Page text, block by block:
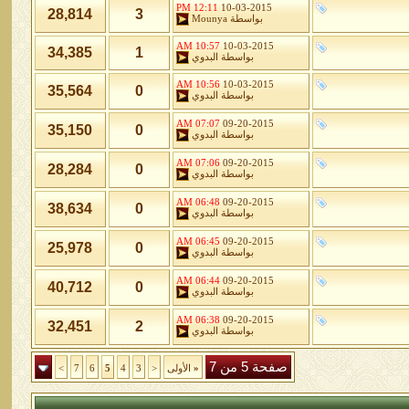
10-03-2015
12:11 PM
بواسطة Mounya
3
28,814
10-03-2015
10:57 AM
بواسطة
البدوي 1
34,385
10-03-2015
10:56 AM
بواسطة
البدوي 0
35,564
09-20-2015
07:07 AM
بواسطة
البدوي 0
35,150
09-20-2015
07:06 AM
بواسطة
البدوي 0
28,284
09-20-2015
06:48 AM
بواسطة
البدوي 0
38,634
09-20-2015
06:45 AM
بواسطة
البدوي 0
25,978
09-20-2015
06:44 AM
بواسطة
البدوي 0
40,712
09-20-2015
06:38 AM
بواسطة
البدوي 2
32,451
صفحة 5 من 7 « الأولى <
3
4
5
6
7
>